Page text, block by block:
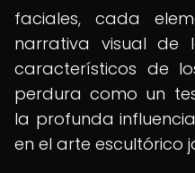
faciales, cada
narrativa visual
característicos de
perdura como un
la profunda
en el arte escultórico